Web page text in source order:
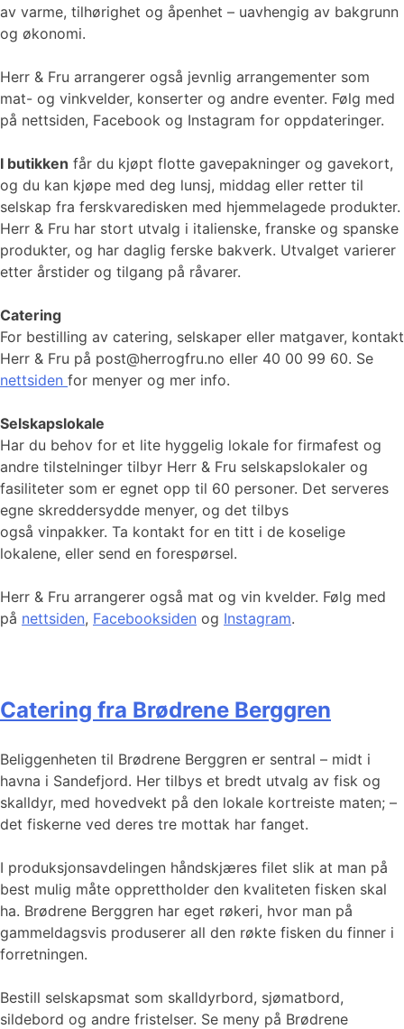
av varme, tilhørighet og åpenhet – uavhengig av bakgrunn
og økonomi.
Herr & Fru arrangerer også jevnlig arrangementer som
mat- og vinkvelder, konserter og andre eventer. Følg med
på nettsiden, Facebook og Instagram for oppdateringer.
I butikken får du kjøpt flotte gavepakninger og gavekort,
og du kan kjøpe med deg lunsj, middag eller retter til
selskap fra ferskvaredisken med hjemmelagede produkter.
Herr & Fru har stort utvalg i italienske, franske og spanske
produkter, og har daglig ferske bakverk. Utvalget varierer
etter årstider og tilgang på råvarer.
Catering
For bestilling av catering, selskaper eller matgaver, kontakt
Herr & Fru på post@herrogfru.no eller 40 00 99 60. Se
nettsiden for menyer og mer info.
Selskapslokale
Har du behov for et lite hyggelig lokale for firmafest og
andre tilstelninger tilbyr Herr & Fru selskapslokaler og
fasiliteter som er egnet opp til 60 personer. Det serveres
egne skreddersydde menyer, og det tilbys
også vinpakker. Ta kontakt for en titt i de koselige
lokalene, eller send en forespørsel.
Herr & Fru arrangerer også mat og vin kvelder. Følg med
på nettsiden, Facebooksiden og Instagram.
Catering fra Brødrene Berggren
Beliggenheten til Brødrene Berggren er sentral – midt i
havna i Sandefjord. Her tilbys et bredt utvalg av fisk og
skalldyr, med hovedvekt på den lokale kortreiste maten; –
det fiskerne ved deres tre mottak har fanget.
I produksjonsavdelingen håndskjæres filet slik at man på
best mulig måte opprettholder den kvaliteten fisken skal
ha. Brødrene Berggren har eget røkeri, hvor man på
gammeldagsvis produserer all den røkte fisken du finner i
forretningen.
Bestill selskapsmat som skalldyrbord, sjømatbord,
sildebord og andre fristelser. Se meny på Brødrene